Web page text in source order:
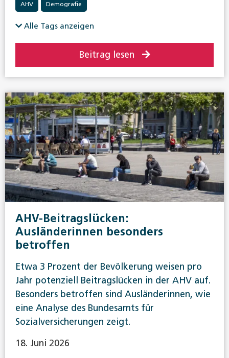
AHV Demografie
Alle Tags anzeigen
Beitrag lesen
AHV-Beitragslücken:
Ausländerinnen besonders
betroffen
Etwa 3 Prozent der Bevölkerung weisen pro
Jahr potenziell Beitragslücken in der AHV auf.
Besonders betroffen sind Ausländerinnen, wie
eine Analyse des Bundesamts für
Sozialversicherungen zeigt.
18. Juni 2026